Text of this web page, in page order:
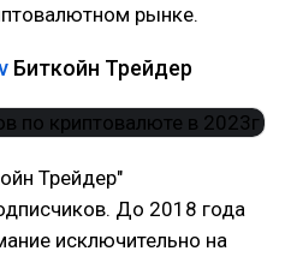
рынке.
Биткойн Трейдер
Трейдер"
До 2018 года
исключительно на